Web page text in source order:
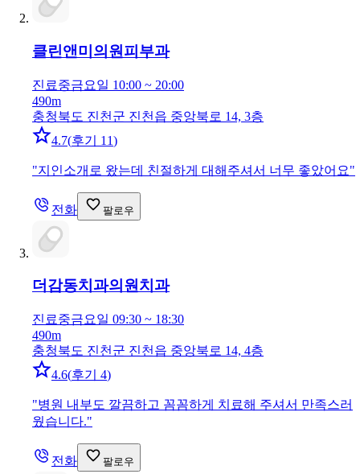
클린앤미의원 피부과
진료중금요일 10:00 ~ 20:00
490m
충청북도 진천군 진천읍 중앙북로 14, 3층
4.7(후기 11)
"지인소개로 왔는데 친절하게 대해주셔서 너무 좋았어요"
전화 팔로우
더감동치과의원치과
진료중금요일 09:30 ~ 18:30
490m
충청북도 진천군 진천읍 중앙북로 14, 4층
4.6(후기 4)
"병원 내부도 깔끔하고 꼼꼼하게 치료해 주셔서 만족스러
웠습니다."
전화 팔로우